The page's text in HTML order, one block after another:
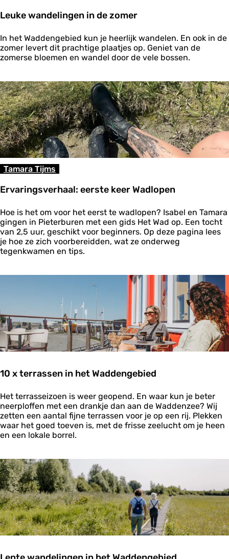
Leuke wandelingen in de zomer
L
e
u
w
a
n
d
e
l
i
n
g
e
i
d
e
z
o
m
In het Waddengebied kun je heerlijk wandelen. En ook in de
zomer levert dit prachtige plaatjes op. Geniet van de
zomerse bloemen en wandel door de vele bossen.
Ervaringsverhaal: eerste keer Wadlopen
Tamara Tijms
E
r
v
a
r
e
r
h
a
a
e
r
s
t
e
k
r
W
a
d
l
o
p
e
Hoe is het om voor het eerst te wadlopen? Isabel en Tamara
gingen in Pieterburen met een gids Het Wad op. Een tocht
van 2,5 uur, geschikt voor beginners. Op deze pagina lees
je hoe ze zich voorbereidden, wat ze onderweg
tegenkwamen en tips.
10 x terrassen in het Waddengebied
1
0
x
t
e
a
s
s
e
n
i
n
h
Het terrasseizoen is weer geopend. En waar kun je beter
neerploffen met een drankje dan aan de Waddenzee? Wij
zetten een aantal fijne terrassen voor je op een rij. Plekken
waar het goed toeven is, met de frisse zeelucht om je heen
en een lokale borrel.